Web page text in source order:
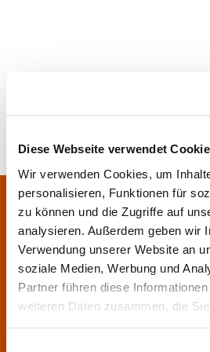
Diese Webseite verwendet
Wir verwenden Cookies, um
personalisieren, Funktionen für
zu können und die Zugriffe auf
analysieren. Außerdem geben wir
Verwendung unserer Website an
soziale Medien, Werbung und
Partner führen diese
weiteren Daten zusammen, die
Pfarrei Sankt Klara und
Zentrales Pfarrbüro:
Im Bangert 8,63450 Hanau
06181 9230070
pfarrei.klara-
Öffnungszeiten:
Montag